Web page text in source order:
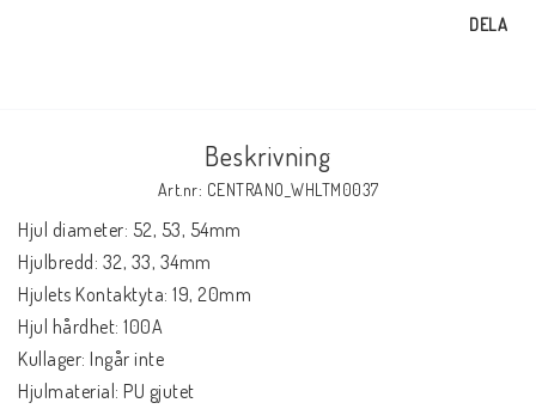
DELA
Beskrivning
Art.nr: CENTRANO_WHLTM0037
Hjul diameter: 52, 53, 54mm
Hjulbredd: 32, 33, 34mm
Hjulets Kontaktyta: 19, 20mm
Hjul hårdhet: 100A
Kullager: Ingår inte
Hjulmaterial: PU gjutet